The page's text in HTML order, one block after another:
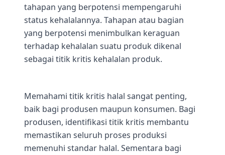
tahapan yang berpotensi mempengaruhi
status kehalalannya. Tahapan atau bagian
yang berpotensi menimbulkan keraguan
terhadap kehalalan suatu produk dikenal
sebagai titik kritis kehalalan produk.
Memahami titik kritis halal sangat penting,
baik bagi produsen maupun konsumen. Bagi
produsen, identifikasi titik kritis membantu
memastikan seluruh proses produksi
memenuhi standar halal. Sementara bagi